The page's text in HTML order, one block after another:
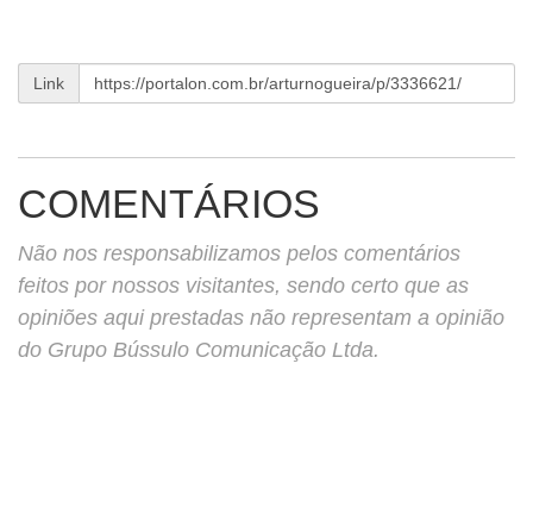
Link
COMENTÁRIOS
Não nos responsabilizamos pelos comentários
feitos por nossos visitantes, sendo certo que as
opiniões aqui prestadas não representam a opinião
do Grupo Bússulo Comunicação Ltda.